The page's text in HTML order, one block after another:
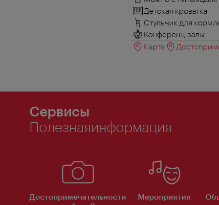
Детская кроватка
Стульчик для
Конференц-залы
Карта
Сервисы
Полезнаяинформация
Достопримечательности
Мероприятия